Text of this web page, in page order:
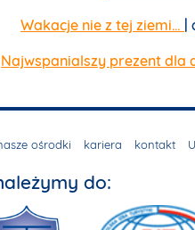
Wakacje nie z tej ziemi…
Najwspanialszy prezent dla
ośrodki kariera kontakt
do: